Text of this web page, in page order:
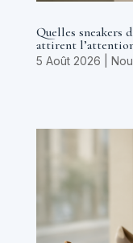
Quelles sneakers
attirent
5 Août 2026